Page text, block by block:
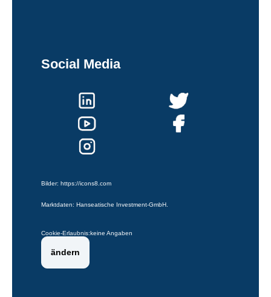
Social Media
Bilder: https://icons8.com
Marktdaten: Hanseatische Investment-GmbH.
Cookie-Erlaubnis:keine Angaben
ändern